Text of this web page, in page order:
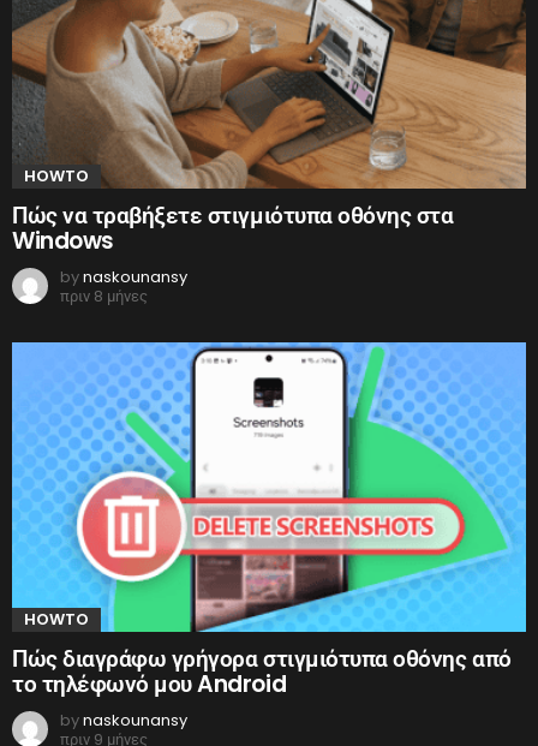
HOWTO
Πώς να τραβήξετε στιγμιότυπα οθόνης στα
Windows
bynaskounansy
πριν 8 μήνες
HOWTO
Πώς διαγράφω γρήγορα στιγμιότυπα οθόνης από
το τηλέφωνό μου Android
bynaskounansy
πριν 9 μήνες